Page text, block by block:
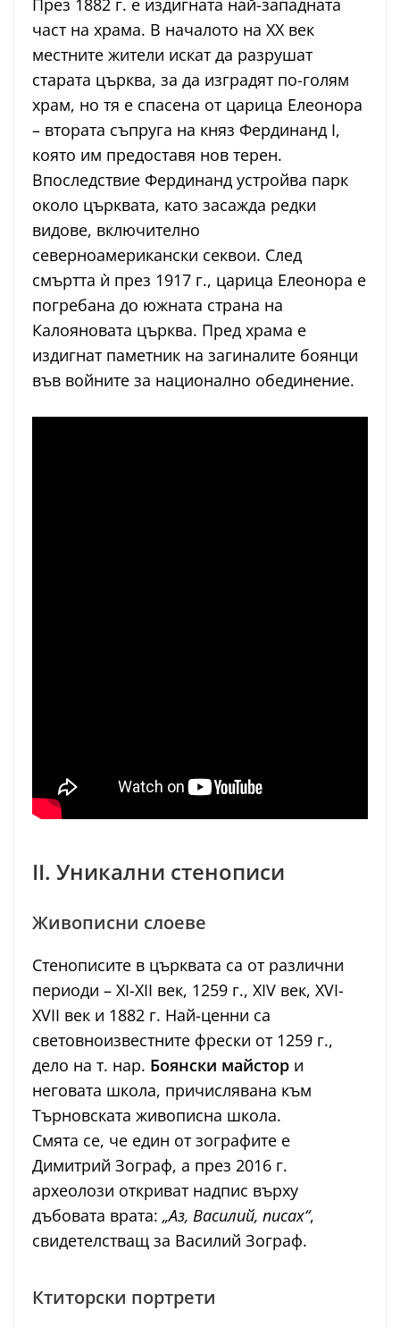
През 1882 г. е издигната най-западната
част на храма. В началото на XX век
местните жители искат да разрушат
старата църква, за да изградят по-голям
храм, но тя е спасена от царица Елеонора
– втората съпруга на княз Фердинанд I,
която им предоставя нов терен.
Впоследствие Фердинанд устройва парк
около църквата, като засажда редки
видове, включително
северноамерикански секвои. След
смъртта ѝ през 1917 г., царица Елеонора е
погребана до южната страна на
Калояновата църква. Пред храма е
издигнат паметник на загиналите боянци
във войните за национално обединение.
II. Уникални стенописи
Живописни слоеве
Стенописите в църквата са от различни
периоди – XI-XII век, 1259 г., XIV век, XVI-
XVII век и 1882 г. Най-ценни са
световноизвестните фрески от 1259 г.,
дело на т. нар. Боянски майстор и
неговата школа, причислявана към
Търновската живописна школа.
Смята се, че един от зографите е
Димитрий Зограф, а през 2016 г.
археолози откриват надпис върху
дъбовата врата: „Аз, Василий, писах“,
свидетелстващ за Василий Зограф.
Ктиторски портрети